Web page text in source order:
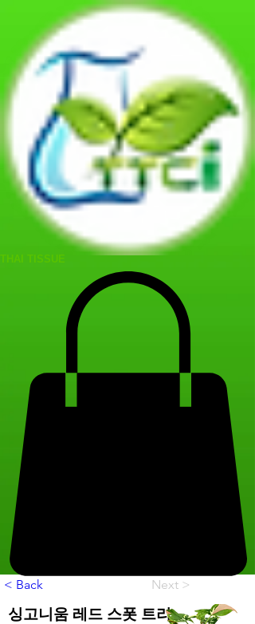
< Back Next >
싱고니움 레드 스폿 트리